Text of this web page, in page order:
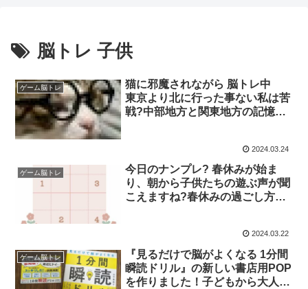
脳トレ 子供
ゲーム脳トレ
猫に邪魔されながら 脳トレ中
東京より北に行った事ない私は苦
戦?中部地方と関東地方の記憶が
ピースは猫のしっぽではたかれ行
方不明。
2024.03.24
ゲーム脳トレ
今日のナンプレ? 春休みが始ま
り、朝から子供たちの遊ぶ声が聞
こえますね?春休みの過ごし方、
♪WebナンプレはHPから→2024.03.22
ゲーム脳トレ
『見るだけで脳がよくなる 1分間
瞬読ドリル』の新しい書店用POP
を作りました！子どもから大人ま